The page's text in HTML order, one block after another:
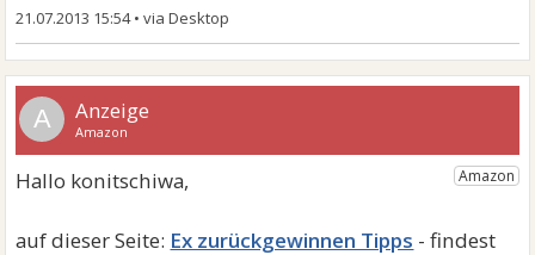
21.07.2013 15:54•
A
Ex zurückgewinnen Tipps